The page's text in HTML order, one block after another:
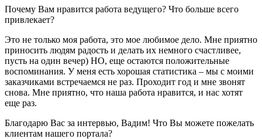
Почему Вам нравится работа ведущего? Что больше всего
привлекает?
Это не только моя работа, это мое любимое дело. Мне приятно
приносить людям радость и делать их немного счастливее,
пусть на один вечер) НО, еще остаются положительные
воспоминания. У меня есть хорошая статистика – мы с моими
заказчиками встречаемся не раз. Проходит год и мне звонят
снова. Мне приятно, что наша работа нравится, и нас хотят
еще раз.
Благодарю Вас за интервью, Вадим! Что Вы можете пожелать
клиентам нашего портала?